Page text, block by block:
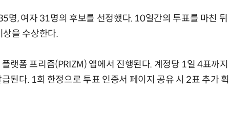
명, 여자 31명의 후보를 선정했다. 10일간의 투표를 마친 뒤
상을 수상한다.
랫폼 프리즘(PRIZM) 앱에서 진행된다. 계정당 1일 4표까지
된다. 1회 한정으로 투표 인증서 페이지 공유 시 2표 추가 획